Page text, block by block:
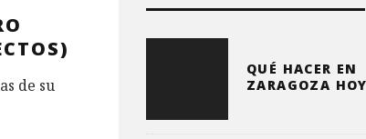
de su
QUÉ HACER EN
ZARAGOZA HOY